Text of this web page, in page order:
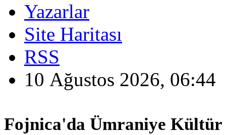
Yazarlar
Site Haritası
RSS
10 Ağustos 2026, 06:44
Fojnica'da Ümraniye Kültür